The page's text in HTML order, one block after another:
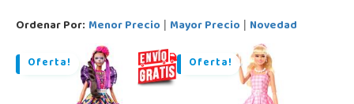
Ordenar Por: Menor Precio | Mayor Precio | Novedad
Oferta! Oferta!